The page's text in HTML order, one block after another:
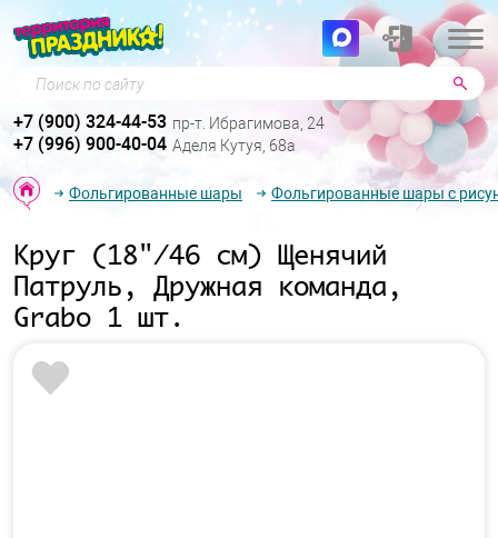
Поиск по сайту
+7 (900) 324-44-53 пр-т. Ибрагимова, 24
+7 (996) 900-40-04 Аделя Кутуя, 68а
Фольгированные шары Фольгированные шары с
Круг (18"/46 см) Щенячий
Патруль, Дружная команда,
Grabo 1 шт.